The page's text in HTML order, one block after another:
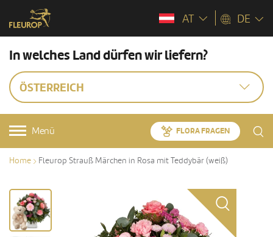
AT DE
In welches Land dürfen wir liefern?
ÖSTERREICH
Menü FLORA FRAGEN
Home Fleurop Strauß Märchen in Rosa mit Teddybär (weiß)